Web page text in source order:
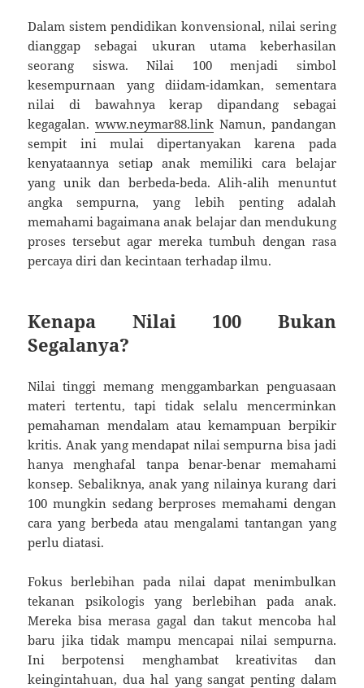
Dalam sistem pendidikan konvensional, nilai sering
dianggap sebagai ukuran utama keberhasilan
seorang siswa. Nilai 100 menjadi simbol
kesempurnaan yang diidam-idamkan, sementara
nilai di bawahnya kerap dipandang sebagai
kegagalan.www.neymar88.link Namun, pandangan
sempit ini mulai dipertanyakan karena pada
kenyataannya setiap anak memiliki cara belajar
yang unik dan berbeda-beda. Alih-alih menuntut
angka sempurna, yang lebih penting adalah
memahami bagaimana anak belajar dan mendukung
proses tersebut agar mereka tumbuh dengan rasa
percaya diri dan kecintaan terhadap ilmu.
Kenapa Nilai 100 Bukan
Segalanya?
Nilai tinggi memang menggambarkan penguasaan
materi tertentu, tapi tidak selalu mencerminkan
pemahaman mendalam atau kemampuan berpikir
kritis. Anak yang mendapat nilai sempurna bisa jadi
hanya menghafal tanpa benar-benar memahami
konsep. Sebaliknya, anak yang nilainya kurang dari
100 mungkin sedang berproses memahami dengan
cara yang berbeda atau mengalami tantangan yang
perlu diatasi.
Fokus berlebihan pada nilai dapat menimbulkan
tekanan psikologis yang berlebihan pada anak.
Mereka bisa merasa gagal dan takut mencoba hal
baru jika tidak mampu mencapai nilai sempurna.
Ini berpotensi menghambat kreativitas dan
keingintahuan, dua hal yang sangat penting dalam